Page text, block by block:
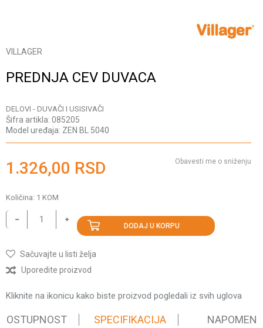
VILLAGER
PREDNJA CEV DUVACA
DELOVI - DUVAČI I USISIVAČI
Šifra artikla: 085205
Model uređaja: ZEN BL 5040
1.326,00 RSD Obavesti me o sniženju
Količina: 1 KOM
DODAJ U KORPU
Sačuvajte u listi želja
Uporedite proizvod
Kliknite na ikonicu kako biste proizvod pogledali iz svih uglova
SPECIFIKACIJA NAPOMENA